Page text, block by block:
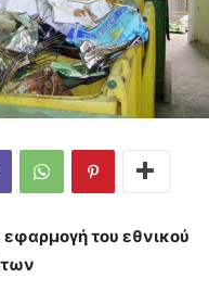
εφαρμογή του εθνικού